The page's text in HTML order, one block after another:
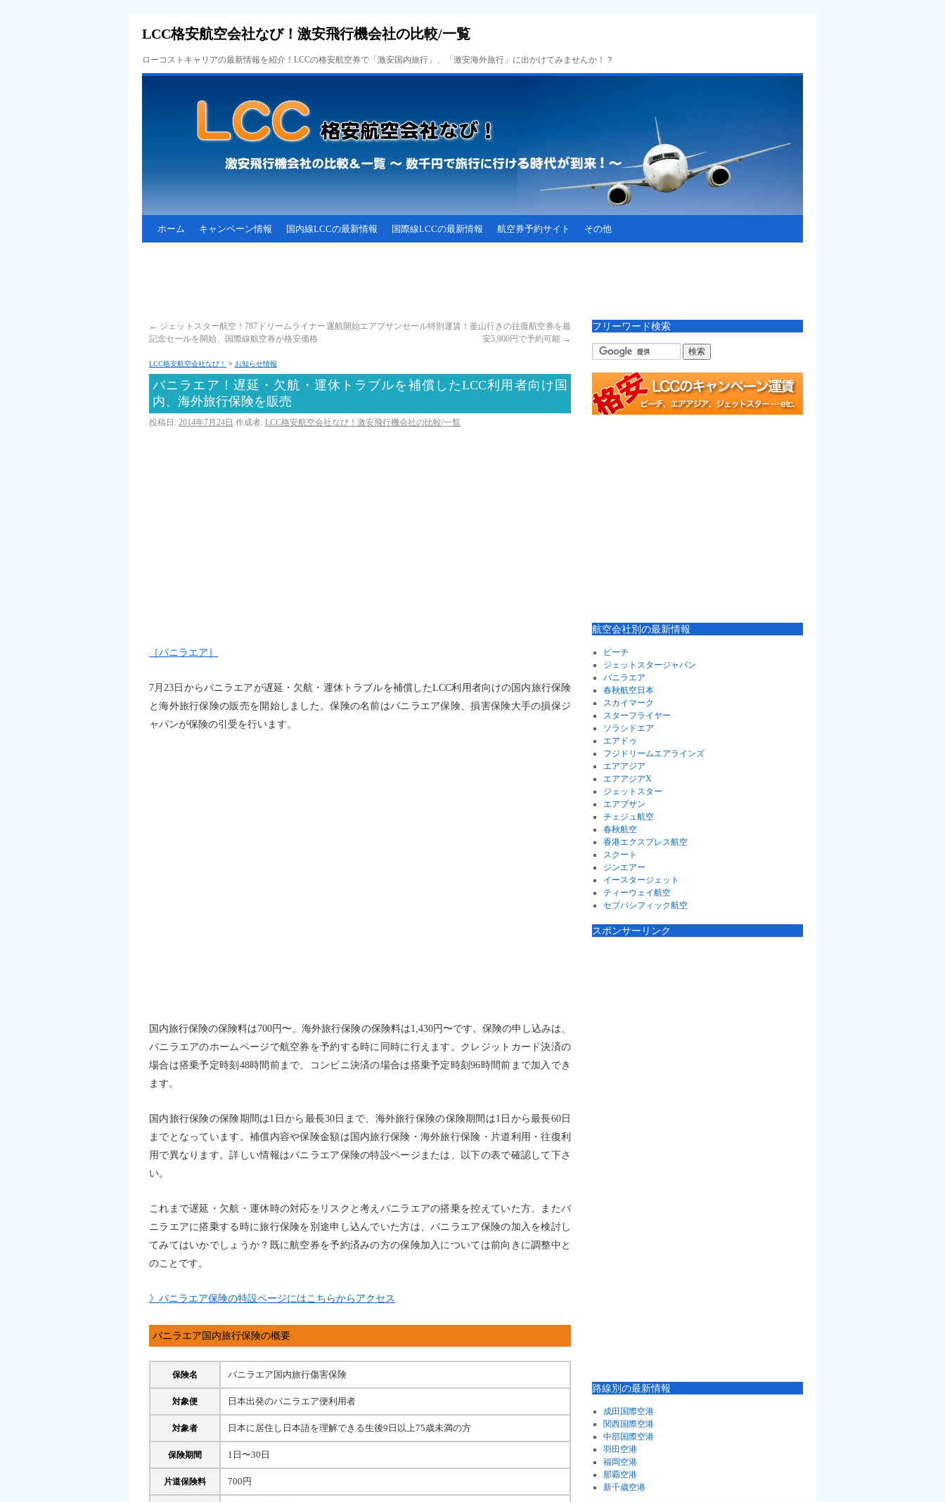
LCC格安航空会社なび！激安飛行機会社の比較/一覧
ローコストキャリアの最新情報を紹介！LCCの格安航空券で「激安国内旅行」、「激安海外旅行」に出かけてみませんか！？
ホーム キャンペーン情報 国内線LCCの最新情報 国際線LCCの最新情報 航空券予約サイト その他
← ジェットスター航空！787ドリームライナー運航開始
記念セールを開始、国際線航空券が格安価格
エアプサンセール特別運賃！釜山行きの往復航空券を最
安5,900円で予約可能 →
LCC格安航空会社なび！ > お知らせ情報
バニラエア！遅延・欠航・運休トラブルを補償したLCC利用者向け国
内、海外旅行保険を販売
投稿日: 2014年7月24日 作成者: LCC格安航空会社なび！激安飛行機会社の比較/一覧
［バニラエア］
7月23日からバニラエアが遅延・欠航・運休トラブルを補償したLCC利用者向けの国内旅行保険
と海外旅行保険の販売を開始しました。保険の名前はバニラエア保険、損害保険大手の損保ジ
ャパンが保険の引受を行います。
国内旅行保険の保険料は700円〜、海外旅行保険の保険料は1,430円〜です。保険の申し込みは、
バニラエアのホームページで航空券を予約する時に同時に行えます。クレジットカード決済の
場合は搭乗予定時刻48時間前まで、コンビニ決済の場合は搭乗予定時刻96時間前まで加入でき
ます。
国内旅行保険の保険期間は1日から最長30日まで、海外旅行保険の保険期間は1日から最長60日
までとなっています。補償内容や保険金額は国内旅行保険・海外旅行保険・片道利用・往復利
用で異なります。詳しい情報はバニラエア保険の特設ページまたは、以下の表で確認して下さ
い。
これまで遅延・欠航・運休時の対応をリスクと考えバニラエアの搭乗を控えていた方、またバ
ニラエアに搭乗する時に旅行保険を別途申し込んでいた方は、バニラエア保険の加入を検討し
てみてはいかでしょうか？既に航空券を予約済みの方の保険加入については前向きに調整中と
のことです。
》バニラエア保険の特設ページにはこちらからアクセス
バニラエア国内旅行保険の概要
保険名 バニラエア国内旅行傷害保険
対象便 日本出発のバニラエア便利用者
対象者 日本に居住し日本語を理解できる生後9日以上75歳未満の方
保険期間 1日〜30日
片道保険料 700円
フリーワード検索
航空会社別の最新情報
ピーチ
ジェットスタージャパン
バニラエア
春秋航空日本
スカイマーク
スターフライヤー
ソラシドエア
エアドゥ
フジドリームエアラインズ
エアアジア
エアアジアX
ジェットスター
エアプサン
チェジュ航空
春秋航空
香港エクスプレス航空
スクート
ジンエアー
イースタージェット
ティーウェイ航空
セブパシフィック航空
スポンサーリンク
路線別の最新情報
成田国際空港
関西国際空港
中部国際空港
羽田空港
福岡空港
那覇空港
新千歳空港